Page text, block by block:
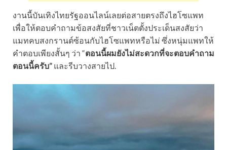
งานนี้บันเทิงไทยรัฐออนไลน์เลยต่อสายตรงถึงไฮโซแพท
เพื่อให้ตอบคำถามข้อสงสัยที่ชาวเน็ตตั้งประเด็นสงสัยว่า
แมทคบสงกรานต์ซ้อนกับไฮโซแพทหรือไม่ ซึ่งหนุ่มแพทให้
คำตอบเพียงสั้นๆ ว่า “ตอนนี้ผมยังไม่สะดวกที่จะตอบคำถาม
ตอนนี้ครับ” และรีบวางสายไป.